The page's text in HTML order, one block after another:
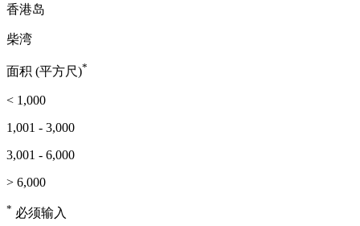
香港岛
柴湾
面积 (平方尺)*
< 1,000
1,001 - 3,000
3,001 - 6,000
> 6,000
* 必须输入